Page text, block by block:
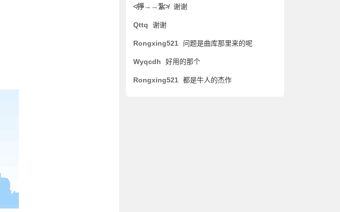
≮掙→→紮≯ 谢谢
Qttq 谢谢
Rongxing521 问题是曲库那里来的呢
Wyqcdh 好用的那个
Rongxing521 都是牛人的杰作